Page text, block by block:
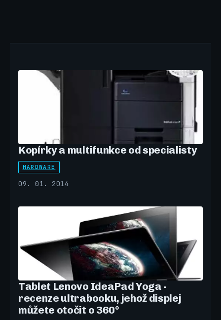
Kopírky a multifunkce od specialisty
HARDWARE
09. 01. 2014
Tablet Lenovo IdeaPad Yoga -
recenze ultrabooku, jehož displej
můžete otočit o 360°